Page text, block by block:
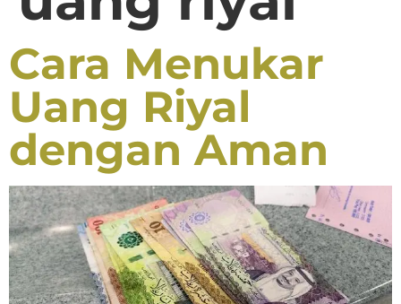
Cara Menukar
Uang Riyal
dengan Aman